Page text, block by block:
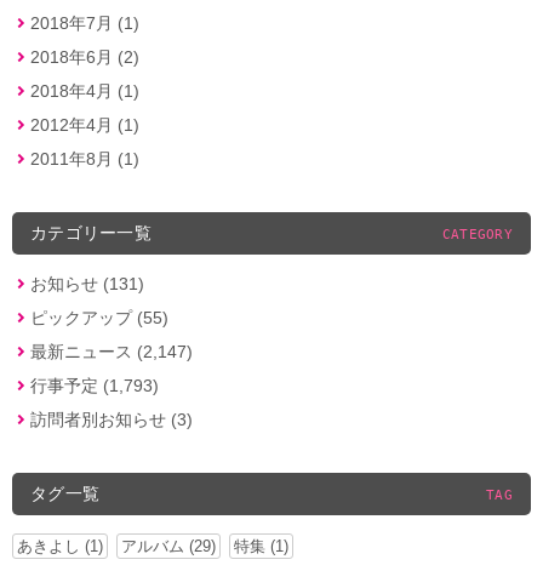
2018年7月 (1)
2018年6月 (2)
2018年4月 (1)
2012年4月 (1)
2011年8月 (1)
カテゴリー一覧 CATEGORY
お知らせ (131)
ピックアップ (55)
最新ニュース (2,147)
行事予定 (1,793)
訪問者別お知らせ (3)
タグ一覧 TAG
あきよし (1) アルバム (29) 特集 (1)